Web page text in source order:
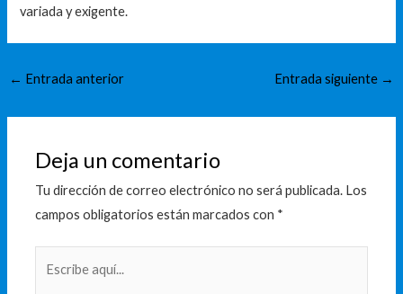
variada y exigente.
← Entrada anterior Entrada siguiente →
Deja un comentario
Tu dirección de correo electrónico no será publicada. Los
campos obligatorios están marcados con *